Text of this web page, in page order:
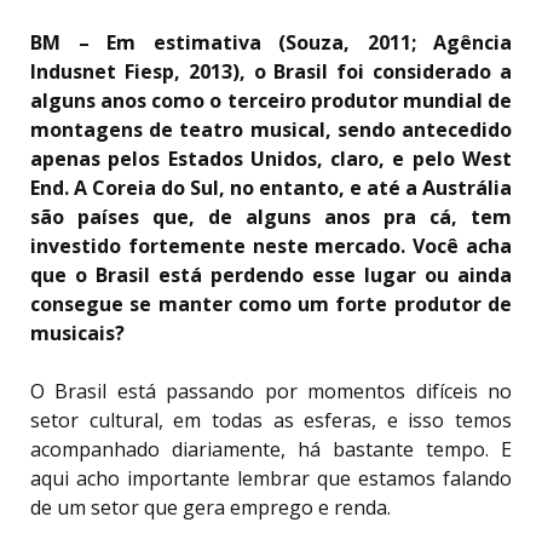
BM – Em estimativa (Souza, 2011; Agência
Indusnet Fiesp, 2013), o Brasil foi considerado a
alguns anos como o terceiro produtor mundial de
montagens de teatro musical, sendo antecedido
apenas pelos Estados Unidos, claro, e pelo West
End. A Coreia do Sul, no entanto, e até a Austrália
são países que, de alguns anos pra cá, tem
investido fortemente neste mercado. Você acha
que o Brasil está perdendo esse lugar ou ainda
consegue se manter como um forte produtor de
musicais?
O Brasil está passando por momentos difíceis no
setor cultural, em todas as esferas, e isso temos
acompanhado diariamente, há bastante tempo. E
aqui acho importante lembrar que estamos falando
de um setor que gera emprego e renda.